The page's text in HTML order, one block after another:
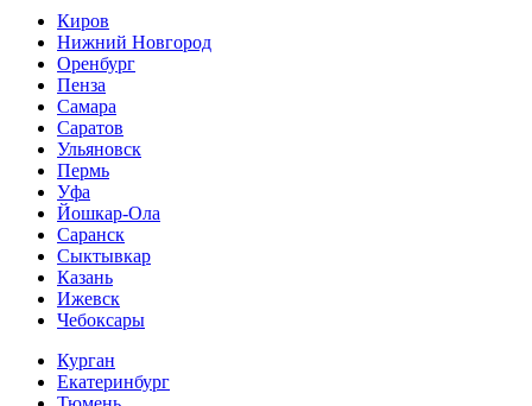
Киров
Нижний Новгород
Оренбург
Пенза
Самара
Саратов
Ульяновск
Пермь
Уфа
Йошкар-Ола
Саранск
Сыктывкар
Казань
Ижевск
Чебоксары
Курган
Екатеринбург